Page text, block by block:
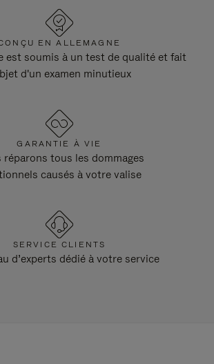
EN ALLEMAGNE
est soumis à un test de qualité et fait
d'un examen minutieux
GARANTIE À VIE
réparons tous les dommages
causés à votre valise
SERVICE CLIENTS
d’experts dédié à votre service